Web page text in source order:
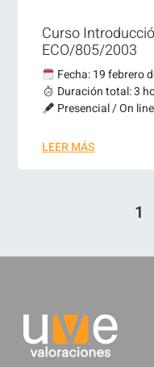
Curso
ECO/805/2003
Fecha: 19 febrero
Duración total: 3
Presencial / On line
LEER MÁS
1